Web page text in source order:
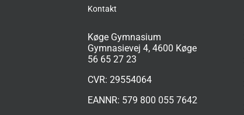
Kontakt
Køge Gymnasium
Gymnasievej 4, 4600 Køge
56 65 27 23
CVR: 29554064
EANNR: 579 800 055 7642